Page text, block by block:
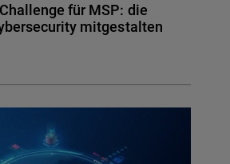
für MSP: die
mitgestalten